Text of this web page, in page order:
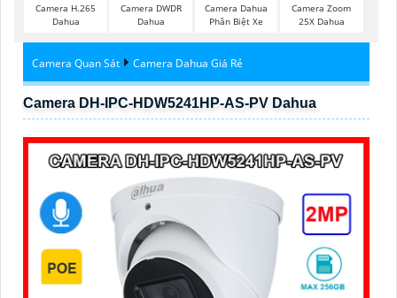
Camera H.265
Dahua
Camera DWDR
Dahua
Camera Dahua
Phân Biệt Xe
Camera Zoom
25X Dahua
Camera Quan Sát Camera Dahua Giá Rẻ
Camera DH-IPC-HDW5241HP-AS-PV Dahua